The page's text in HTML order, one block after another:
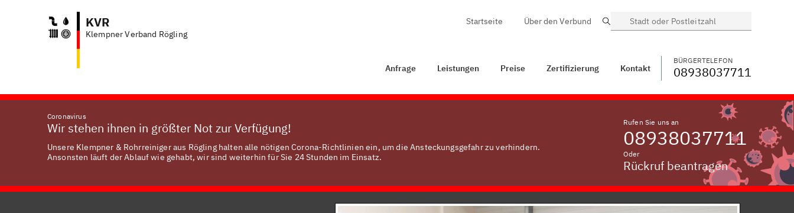
KVR
Klempner Verband Rögling
BÜRGERTELEFON WECHSELN
Startseite Über den Verbund Suche
Anfrage Leistungen Preise Zertifizierung Kontakt
BÜRGERTELEFON
08938037711
Coronavirus
Wir stehen ihnen in größter Not zur Verfügung!
Unsere Klempner & Rohrreiniger aus Rögling halten alle nötigen Corona-Richtlinien ein, um die Ansteckungsgefahr zu verhindern.
Ansonsten läuft der Ablauf wie gehabt, wir sind weiterhin für Sie 24 Stunden im Einsatz.
Rufen Sie uns an
08938037711
Oder
Rückruf beantragen